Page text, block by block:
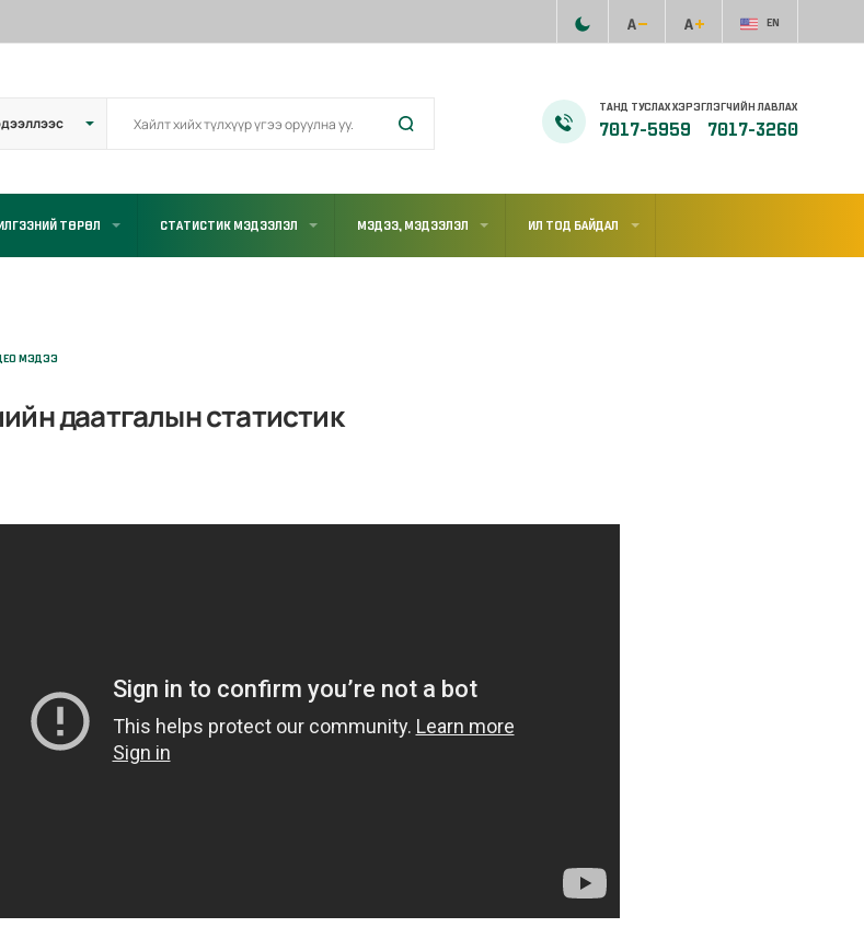
EN
ТАНД ТУСЛАХ ХЭРЭГЛЭГЧИЙН ЛАВЛАХ
7017-5959 7017-3260
ТӨРӨЛ СТАТИСТИК МЭДЭЭЛЭЛ МЭДЭЭ, МЭДЭЭЛЭЛ ИЛ ТОД БАЙДАЛ
МЭДЭЭ
даатгалын статистик